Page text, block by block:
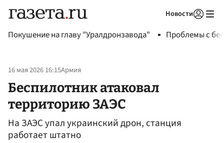
Новости
Покушение на главу "Уралдронзавода" Проблемы с
16 мая 2026 16:15Армия
Беспилотник атаковал
территорию ЗАЭС
На ЗАЭС упал украинский дрон, станция
работает штатно